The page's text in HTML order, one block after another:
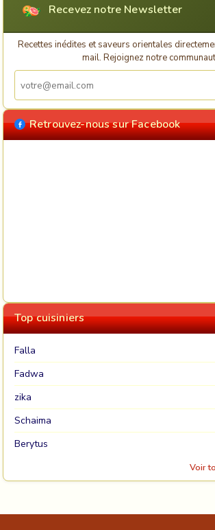
Recevez notre Newsletter
Recettes inédites et saveurs orientales
mail. Rejoignez notre
Retrouvez-nous sur Facebook
Top cuisiniers
Falla
Fadwa
zika
Schaima
Berytus
Voir